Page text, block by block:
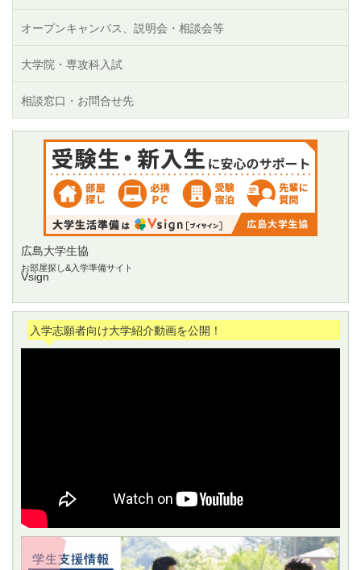
オープンキャンパス、説明会・相談会等
大学院・専攻科入試
相談窓口・お問合せ先
広島大学生協
お部屋探し&入学準備サイト
Vsign
入学志願者向け大学紹介動画を公開！